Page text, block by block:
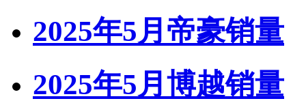
2025年5月帝豪销量
2025年5月博越销量